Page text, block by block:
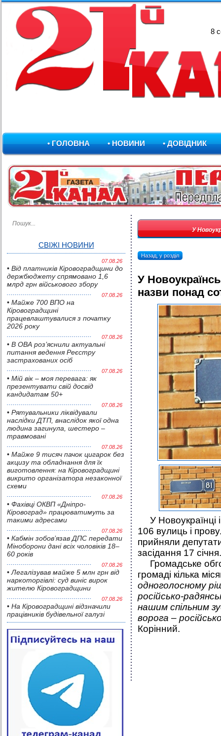
8
• ГОЛОВНА • НОВИНИ • ДОВІДНИК
СВІЖІ НОВИНИ
07.08.26
• Від платників Кіровоградщини до
держбюджету спрямовано 1,6
млрд грн військового збору
07.08.26
• Майже 700 ВПО на
Кіровоградщині
працевлаштувалися з початку
2026 року
07.08.26
• В ОВА роз’яснили актуальні
питання ведення Реєстру
застрахованих осіб
07.08.26
• Мій вік – моя перевага: як
презентувати свій досвід
кандидатам 50+
07.08.26
• Pятувальники ліквідували
наслідки ДТП, внаслідок якої одна
людина загинула, шестеро –
травмовані
07.08.26
• Майже 9 тисяч пачок цигарок без
акцизу та обладнання для їх
виготовлення: на Кіровоградщині
викрито організатора незаконної
схеми
07.08.26
• Фахівці ОКВП «Дніпро-
Кіровоград» працюватимуть за
такими адресами
07.08.26
• Кабмін зобов’язав ДПС передати
Міноборони дані всіх чоловіків 18–
60 років
07.08.26
• Легалізував майже 5 млн грн від
наркоторгівлі: суд виніс вирок
жителю Кіровоградщини
07.08.26
• На Кіровоградщині відзначили
працівників будівельної галузі
У
Назад, у розділ
У
назви понад
У Новоукраїнці
106 вулиць і
прийняли
засідання 17 січня.
Громадське
громаді кілька
одноголосному
російсько-
нашим спільним
ворога –
Корінний.